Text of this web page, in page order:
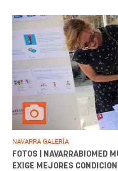
NAVARRA GALERÍA
FOTOS | NAVARRABIOMED
EXIGE MEJORES